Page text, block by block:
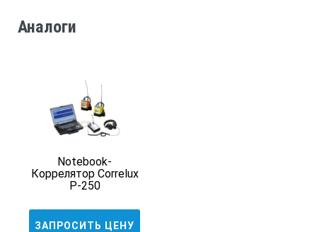
Аналоги
Notebook-
Коррелятор Correlux
P-250
ЗАПРОСИТЬ ЦЕНУ